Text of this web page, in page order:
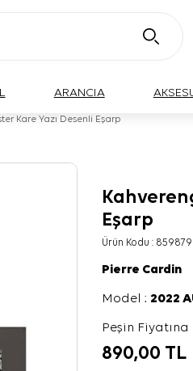
ARANCIA
Kare Yazı Desenli Eşarp
Eşarp
Ürün Kodu :
Pierre Cardin
Model :2022
Peşin
890,00 TL